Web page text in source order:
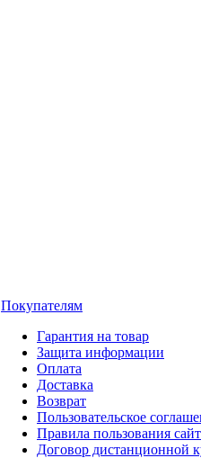
Покупателям
Гарантия на товар
Защита информации
Оплата
Доставка
Возврат
Пользовательское
Правила пользования
Договор дистанционной